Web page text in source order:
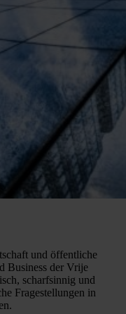
und öffentliche
Business der Vrije
scharfsinnig und
Fragestellungen in